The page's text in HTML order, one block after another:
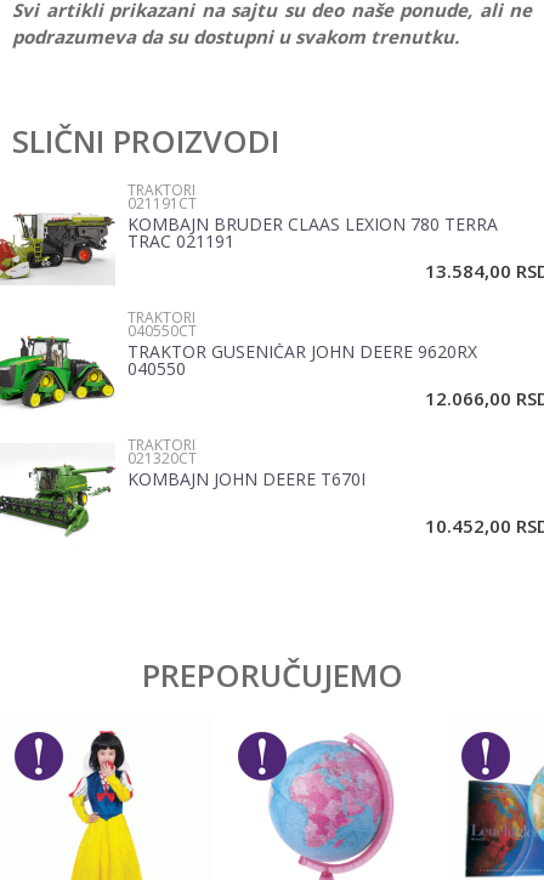
Svi artikli prikazani na sajtu su deo naše ponude, ali ne
podrazumeva da su dostupni u svakom trenutku.
Brend
Ime/Nadimak
Email
SLIČNI PROIZVODI
TRAKTORI
021191CT
KOMBAJN BRUDER CLAAS LEXION 780 TERRA
TRAC 021191
13.584,00
TRAKTORI
040550CT
TRAKTOR GUSENIČAR JOHN DEERE 9620RX
040550
12.066,00
TRAKTORI
021320CT
KOMBAJN JOHN DEERE T670I
10.452,00
PREPORUČUJEMO